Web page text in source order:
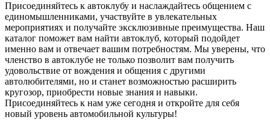
Присоединяйтесь к автоклубу и наслаждайтесь общением с
единомышленниками, участвуйте в увлекательных
мероприятиях и получайте эксклюзивные преимущества. Наш
каталог поможет вам найти автоклуб, который подойдет
именно вам и отвечает вашим потребностям. Мы уверены, что
членство в автоклубе не только позволит вам получить
удовольствие от вождения и общения с другими
автолюбителями, но и станет возможностью расширить
кругозор, приобрести новые знания и навыки.
Присоединяйтесь к нам уже сегодня и откройте для себя
новый уровень автомобильной культуры!